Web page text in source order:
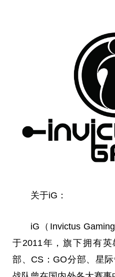
关于iG：
iG（Invictus
于2011年，旗下拥有
部、CS：GO分部、星